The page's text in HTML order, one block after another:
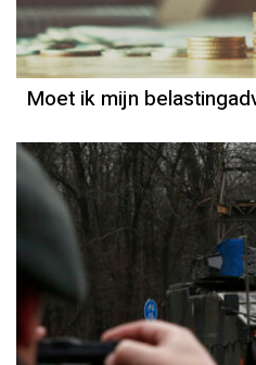
Moet ik mijn